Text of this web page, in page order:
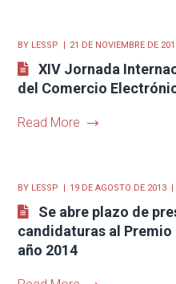
BY LESSP 21 DE NOVIEMBRE DE
XIV Jornada
del Comercio
Read More
BY LESSP 19 DE AGOSTO DE 2013
Se abre plazo de
candidaturas al Premio
año 2014